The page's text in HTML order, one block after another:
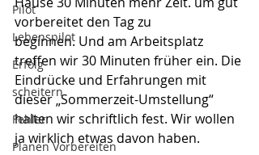
Pilot
Lebenspilot
Erfolg
scheitern
Fehler
Planen Vorbereiten
vorbereitet den Tag zu
beginnen. Und am Arbeitsplatz
treffen wir 30 Minuten früher ein. Die
Eindrücke und Erfahrungen mit
dieser „Sommerzeit-Umstellung“
halten wir schriftlich fest. Wir wollen
ja wirklich etwas davon haben.